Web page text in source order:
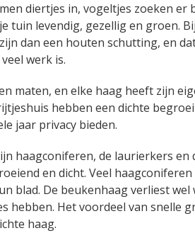
diertjes in, vogeltjes zoeken er
tuin levendig, gezellig en groen.
dan een houten schutting, en
werk is.
maten, en elke haag heeft zijn
hebben een dichte
jaar privacy bieden.
haagconiferen, de laurierkers en
en dicht. Veel
blad. De beukenhaag verliest wel
hebben. Het voordeel van snelle
haag.